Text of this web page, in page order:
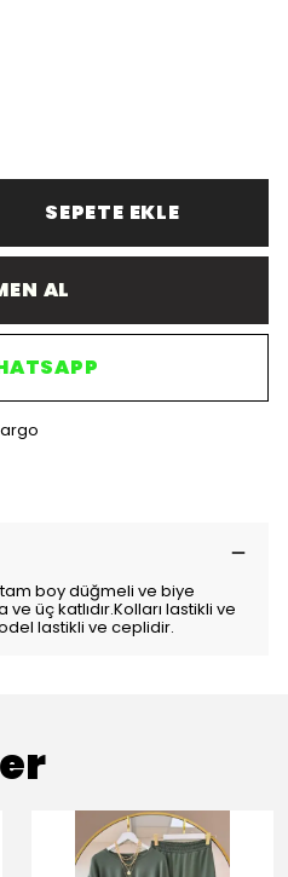
SEPETE EKLE
AL
tam boy düğmeli ve biye
üç katlıdır.Kolları lastikli ve
lastikli ve ceplidir.